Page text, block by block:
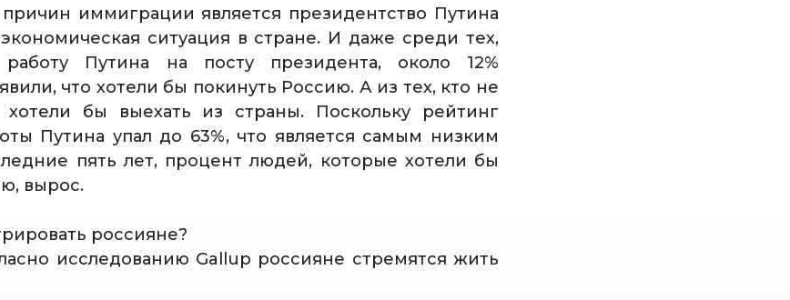
иммиграции является президентство Путина
ситуация в стране. И даже среди тех,
Путина на посту президента, около 12%
что хотели бы покинуть Россию. А из тех, кто не
хотели бы выехать из страны. Поскольку рейтинг
Путина упал до 63%, что является самым низким
пять лет, процент людей, которые хотели бы
вырос.
россияне?
исследованию Gallup россияне стремятся жить